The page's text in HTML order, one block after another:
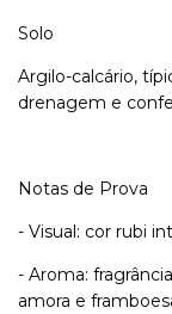
Solo
Argilo-calcário,
drenagem e
Notas de Prova
- Visual: cor rubi
- Aroma:
amora e